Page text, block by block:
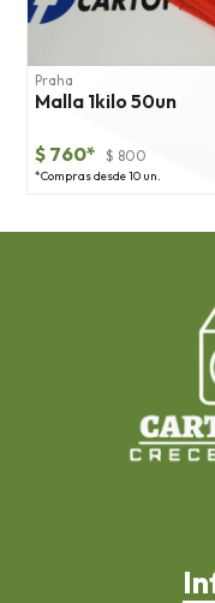
Praha
Malla 1kilo 50un
$ 760* $ 800
*Compras desde 10 un.